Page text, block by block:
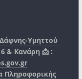
Υμηττού
& Κανάρη 📩 :
Πληροφορικής